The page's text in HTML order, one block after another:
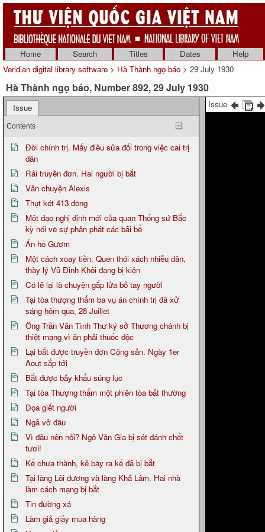
Home Search Titles Dates
Help
Veridian digital library software > Hà Thành ngọ báo > 29 July 1930
Hà Thành ngọ báo, Number 892, 29 July 1930
Issue
Contents
Đời chính trị. Mấy điều sửa đổi trong việc cai trị
dân
Rải truyền đơn. Hai người bị bắt
Vẫn chuyện Alexis
Thụt két 413 đồng
Một đạo nghị định mới của quan Thống sứ Bắc
kỳ nói về sự phân phát các bãi bể
Án hồ Gươm
Một cách xoay tiền. Quen thói xách nhiễu dân,
thày lý Vũ Đinh Khôi đang bị kiện
Có lẽ lại là chuyện gắp lửa bỏ tay người
Tại tòa thượng thẩm ba vụ án chính trị đã xử
sáng hôm qua, 28 Juillet
Ông Trần Văn Tình Thư ký sở Thương chánh bị
thiệt mạng vì ăn phải thuốc độc
Lại bắt được truyền đơn Cộng sản. Ngày 1er
Aout sắp tới
Bắt được bảy khẩu súng lục
Tại tòa Thượng thẩm một phiên tòa bất thường
Dọa giết người
Ngã vỡ đầu
Vì đâu nên nỗi? Ngô Văn Gia bị sét đánh chết
tươi!
Kể chưa thành, kẻ bầy ra kế đã bị bắt
Tại làng Lôi dương và làng Khả Lâm. Hai nhà
làm cách mạng bị bắt
Tin đường xá
Làm giả giấy mua hàng
Issue